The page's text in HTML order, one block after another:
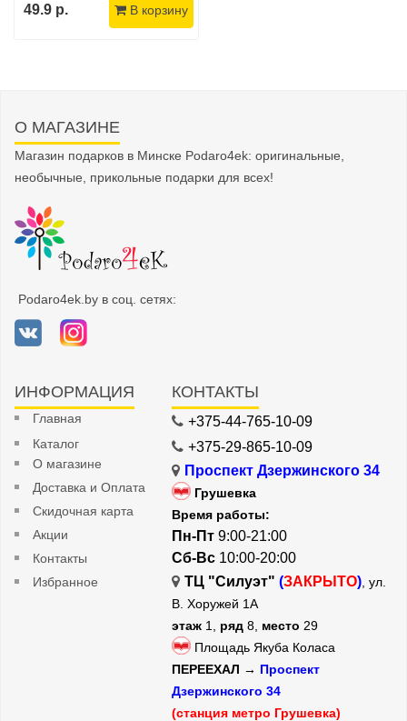
49.9 р. В корзину
О МАГАЗИНЕ
Магазин подарков в Минске Podaro4ek: оригинальные,
необычные, прикольные подарки для всех!
Podaro4ek.by в соц. сетях:
ИНФОРМАЦИЯ
Главная
Каталог
О магазине
Доставка и Оплата
Скидочная карта
Акции
Контакты
Избранное
КОНТАКТЫ
+375-44-765-10-09
+375-29-865-10-09
Проспект Дзержинского 34
Грушевка
Время работы:
Пн-Пт 9:00-21:00
Сб-Вс 10:00-20:00
ТЦ "Силуэт" (ЗАКРЫТО) , ул.
В. Хоружей 1А
этаж 1, ряд 8, место 29
Площадь Якуба Коласа
ПЕРЕЕХАЛ → Проспект
Дзержинского 34
(станция метро Грушевка)